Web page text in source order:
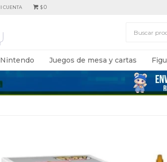
Nintendo Juegos de mesa y cartas
$0